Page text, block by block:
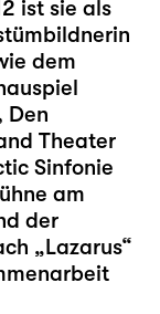
ist sie als
dem
Den
Theater
Sinfonie
am
der
„Lazarus“